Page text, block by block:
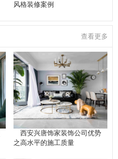
风格装修案例
查看更多
西安兴唐饰家装饰公司优势
之高水平的施工质量